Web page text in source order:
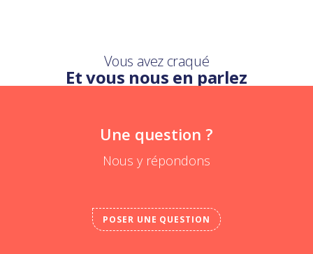
Vous avez craqué
Et vous nous en parlez
Une question ?
Nous y répondons
POSER UNE QUESTION